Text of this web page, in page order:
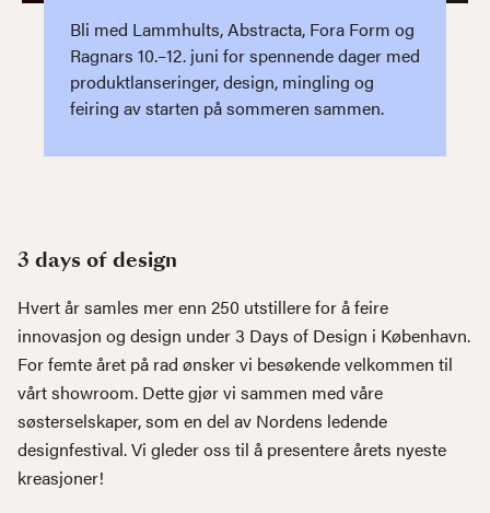
Bli med Lammhults, Abstracta, Fora Form og
Ragnars 10.–12. juni for spennende dager med
produktlanseringer, design, mingling og
feiring av starten på sommeren sammen.
3 days of design
Hvert år samles mer enn 250 utstillere for å feire
innovasjon og design under 3 Days of Design i København.
For femte året på rad ønsker vi besøkende velkommen til
vårt showroom. Dette gjør vi sammen med våre
søsterselskaper, som en del av Nordens ledende
designfestival. Vi gleder oss til å presentere årets nyeste
kreasjoner!